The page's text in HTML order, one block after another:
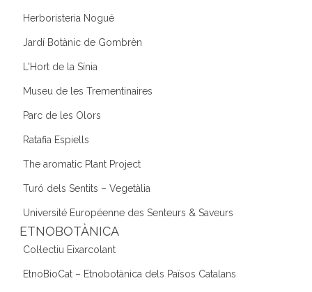
Herboristeria Nogué
Jardí Botànic de Gombrèn
L'Hort de la Sínia
Museu de les Trementinaires
Parc de les Olors
Ratafia Espiells
The aromatic Plant Project
Turó dels Sentits – Vegetàlia
Université Européenne des Senteurs & Saveurs
ETNOBOTÀNICA
Col·lectiu Eixarcolant
EtnoBioCat – Etnobotànica dels Països Catalans